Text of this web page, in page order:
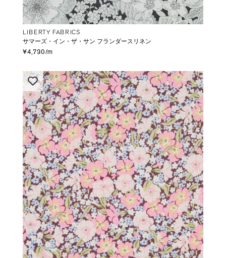
LIBERTY FABRICS
サマーズ・イン・ザ・サン フランダースリネン
¥4,730/m